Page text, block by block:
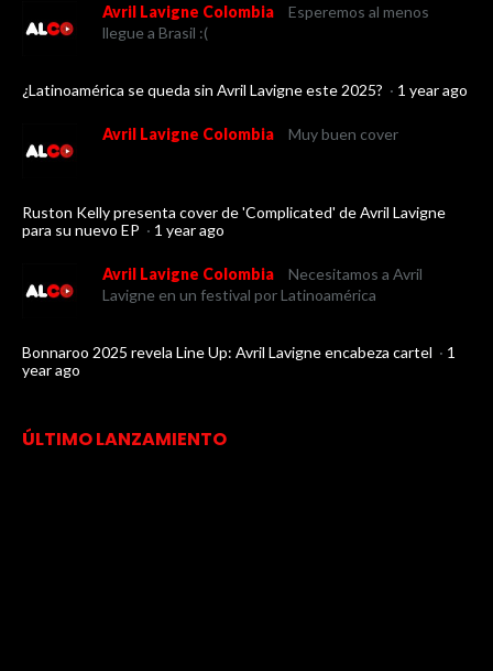
Avril Lavigne Colombia
Esperemos al menos
llegue a Brasil :(
¿Latinoamérica se queda sin Avril Lavigne este 2025? · 1 year ago
Avril Lavigne Colombia Muy buen cover
Ruston Kelly presenta cover de 'Complicated' de Avril Lavigne
para su nuevo EP · 1 year ago
Avril Lavigne Colombia
Necesitamos a Avril
Lavigne en un festival por Latinoamérica
Bonnaroo 2025 revela Line Up: Avril Lavigne encabeza cartel · 1
year ago
ÚLTIMO LANZAMIENTO